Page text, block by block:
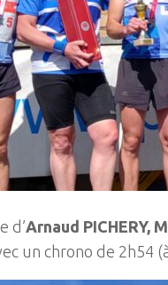
d’Arnaud PICHERY,
un chrono de 2h54